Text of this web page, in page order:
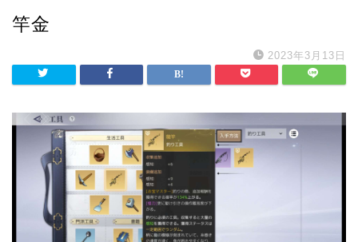
竿金
2023年3月13日